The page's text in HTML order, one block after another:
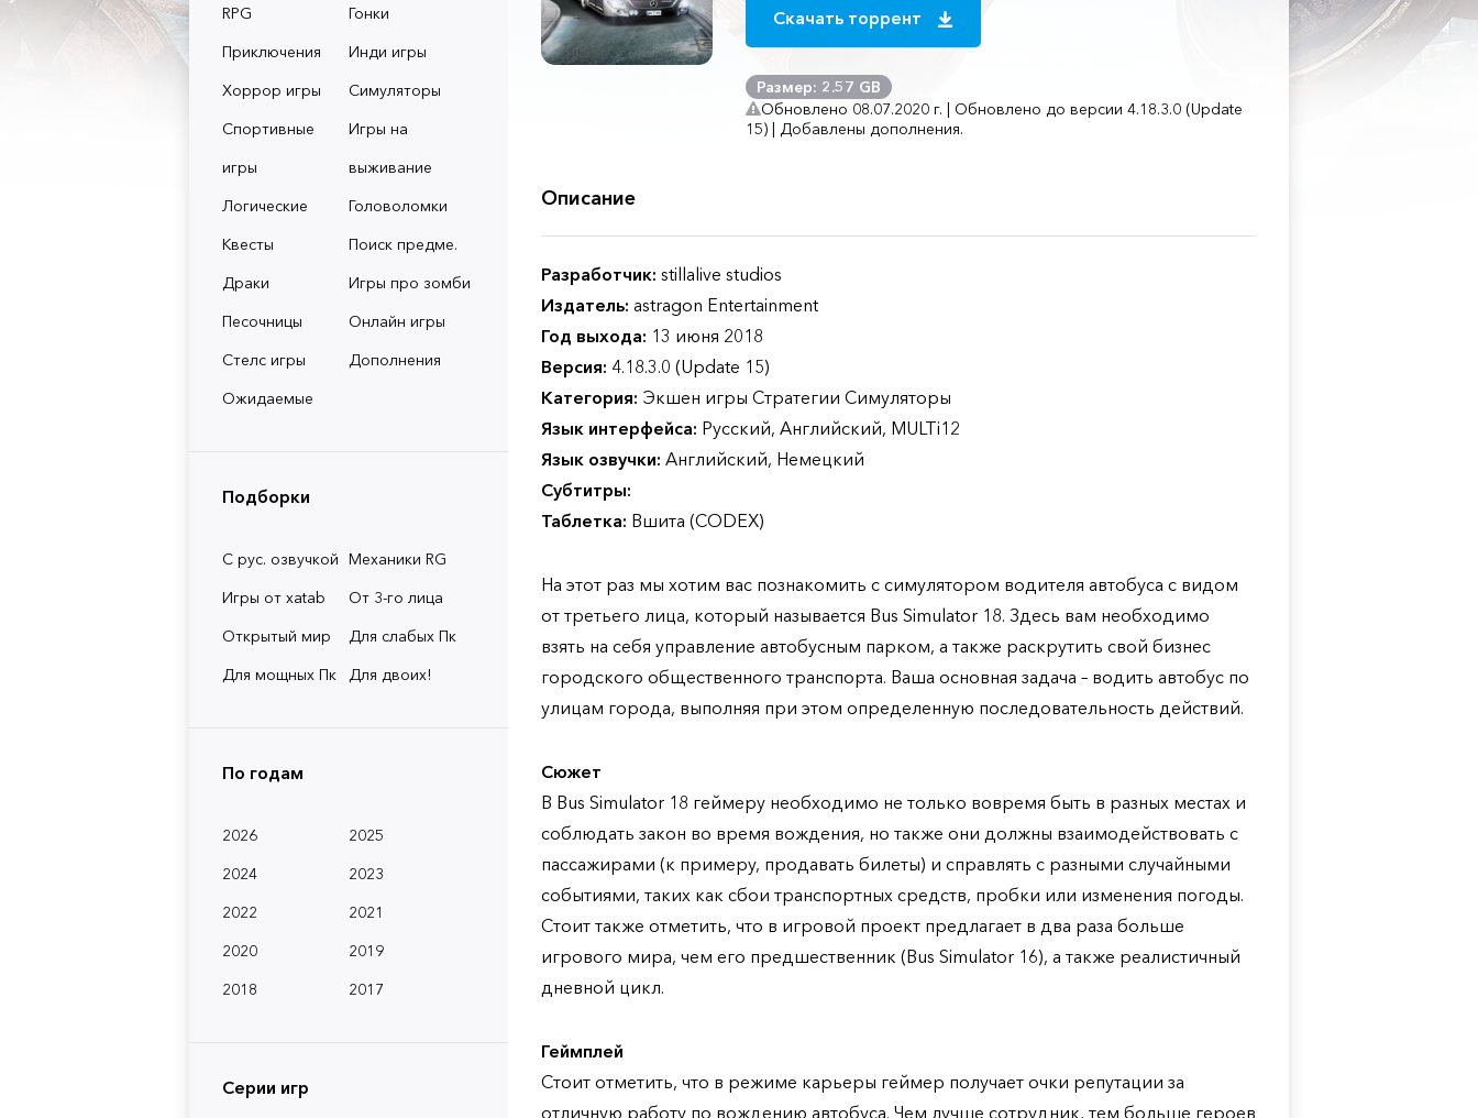
RPG
Гонки
Приключения
Инди игры
Хоррор игры
Симуляторы
Спортивные
игры
Игры на
выживание
Логические
Головоломки
Квесты
Поиск предме.
Драки
Игры про зомби
Песочницы
Онлайн игры
Стелс игры
Дополнения
Ожидаемые
Подборки
С рус. озвучкой Механики RG
Игры от xatab
От 3-го лица
Открытый мир
Для слабых Пк
Для мощных Пк
Для двоих!
По годам
2026
2025
2024
2023
2022
2021
2020
2019
2018
2017
Серии игр
Скачать торрент
Размер: 2.57 GB
Обновлено 08.07.2020 г. | Обновлено до версии 4.18.3.0 (Update
15) | Добавлены дополнения.
Описание
Разработчик: stillalive studios
Издатель: astragon Entertainment
Год выхода: 13 июня 2018
Версия: 4.18.3.0 (Update 15)
Категория: Экшен игры Стратегии Симуляторы
Язык интерфейса: Русский, Английский, MULTi12
Язык озвучки: Английский, Немецкий
Субтитры:
Таблетка: Вшита (CODEX)
На этот раз мы хотим вас познакомить с симулятором водителя автобуса с видом
от третьего лица, который называется Bus Simulator 18. Здесь вам необходимо
взять на себя управление автобусным парком, а также раскрутить свой бизнес
городского общественного транспорта. Ваша основная задача – водить автобус по
улицам города, выполняя при этом определенную последовательность действий.
Сюжет
В Bus Simulator 18 геймеру необходимо не только вовремя быть в разных местах и
соблюдать закон во время вождения, но также они должны взаимодействовать с
пассажирами (к примеру, продавать билеты) и справлять с разными случайными
событиями, таких как сбои транспортных средств, пробки или изменения погоды.
Стоит также отметить, что в игровой проект предлагает в два раза больше
игрового мира, чем его предшественник (Bus Simulator 16), а также реалистичный
дневной цикл.
Геймплей
Стоит отметить, что в режиме карьеры геймер получает очки репутации за
отличную работу по вождению автобуса. Чем лучше сотрудник, тем больше героев